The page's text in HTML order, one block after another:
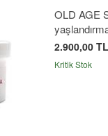
OLD AGE
2.900,00 TL
Kritik Stok